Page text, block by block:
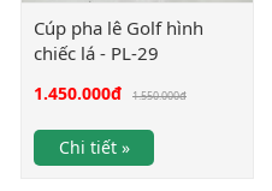
Cúp pha lê Golf hình
chiếc lá - PL-29
1.450.000đ 1.550.000đ
Chi tiết »